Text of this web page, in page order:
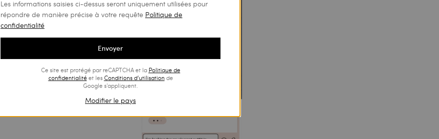
Les informations saisies ci-dessus seront uniquement utilisées pour
répondre de manière précise à votre requête Politique de
confidentialité
Envoyer
Ce site est protégé par reCAPTCHA et la Politique de
confidentialitéet lesConditions d’utilisation de
Google s'appliquent.
Modifier le pays